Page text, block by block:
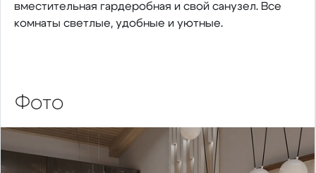
вместительная гардеробная и свой санузел. Все
комнаты светлые, удобные и уютные.
Фото